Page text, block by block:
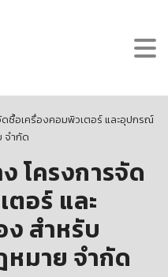
ดซื้อเครื่องคอมพิวเตอร์ และอุปกรณ์
จำกัด
โครงการจัด
อร์ และ
สำหรับ
มาย จำกัด